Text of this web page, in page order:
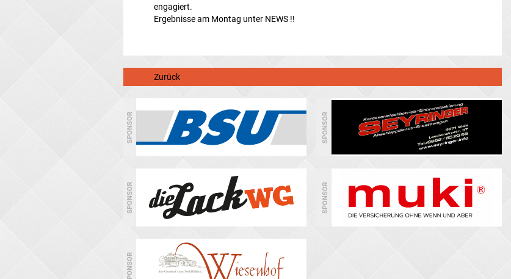
engagiert.
Ergebnisse am Montag unter NEWS !!
Zurück
SPONSOR SPONSOR
SPONSOR SPONSOR
SPONSOR